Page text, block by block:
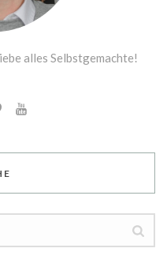
alles Selbstgemachte!